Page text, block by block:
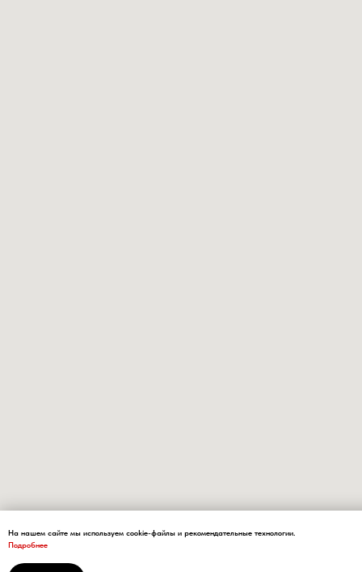
На нашем сайте мы используем cookie-файлы и рекомендательные технологии.
Подробнее